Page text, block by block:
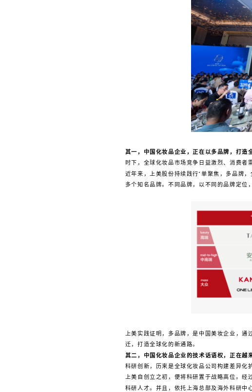
其一，中国化妆品企业，正在以多品牌，打造
时下，全球化妆品市场竞争日益激烈、消费者
近年来，上美股份持续践行“单聚焦，多品牌
多个知名品牌。不同品牌，以不同的品牌定位
上美实践证明，多品牌，是中国美妆企业，
迁，打造全球化的新通路。
其二，中国化妆品企业的技术话语权，正在越
科研创新，历来是全球化妆品公司构建差异化
上美自创立之初，便将科研置于战略高位。经
科研人才。并且，依托上海总部及海外科研中